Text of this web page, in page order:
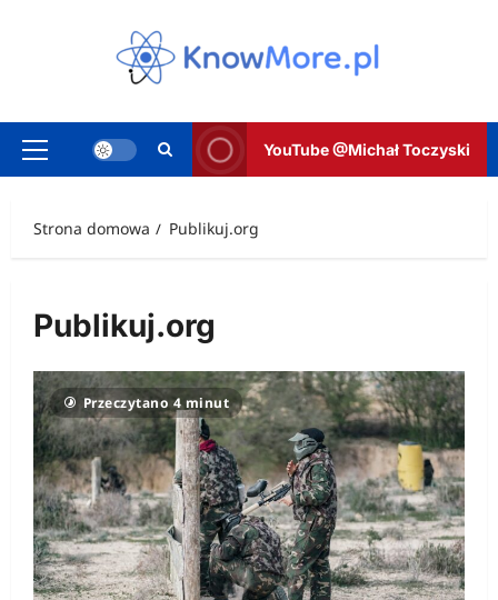
Menu
YouTube @Michał Toczyski
Strona domowa Publikuj.org
Publikuj.org
Przeczytano 4 minut